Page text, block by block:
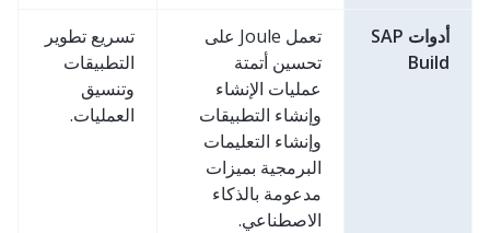
أدوات SAP
Build
تعمل Joule على
تحسين أتمتة
عمليات الإنشاء
وإنشاء التطبيقات
وإنشاء التعليمات
البرمجية بميزات
مدعومة بالذكاء
الاصطناعي.
تسريع تطوير
التطبيقات
وتنسيق
العمليات.